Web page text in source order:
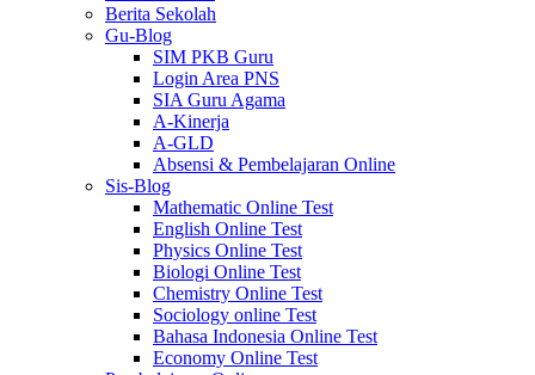
Berita Sekolah
Gu-Blog
SIM PKB Guru
Login Area PNS
SIA Guru Agama
A-Kinerja
A-GLD
Absensi & Pembelajaran Online
Sis-Blog
Mathematic Online Test
English Online Test
Physics Online Test
Biologi Online Test
Chemistry Online Test
Sociology online Test
Bahasa Indonesia Online Test
Economy Online Test